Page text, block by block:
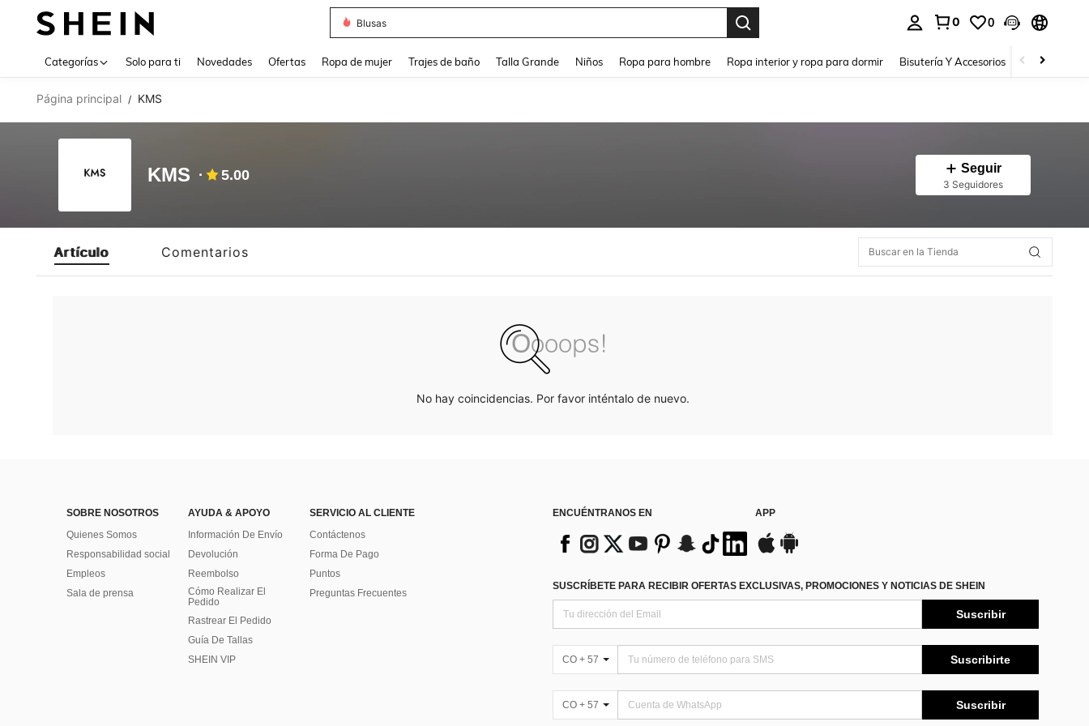
Blusas
0 0
Categorías Solo para ti Novedades Ofertas Ropa de mujer Trajes de baño Talla Grande Niños Ropa para hombre Ropa interior y ropa para dormir Bisutería Y Accesorios Zapatos
Página principal / KMS
KMS 5.00 Seguir
3 Seguidores
Artículo Comentarios
No hay coincidencias. Por favor inténtalo de nuevo.
SOBRE NOSOTROS
Quienes Somos
Responsabilidad social
Empleos
Sala de prensa
AYUDA & APOYO
Información De Envío
Devolución
Reembolso
Cómo Realizar El
Pedido
Rastrear El Pedido
Guía De Tallas
SHEIN VIP
SERVICIO AL CLIENTE
Contáctenos
Forma De Pago
Puntos
Preguntas Frecuentes
ENCUÉNTRANOS EN APP
SUSCRÍBETE PARA RECIBIR OFERTAS EXCLUSIVAS, PROMOCIONES Y NOTICIAS DE SHEIN
Suscribir
CO + 57 Suscribirte
CO + 57 Suscribir